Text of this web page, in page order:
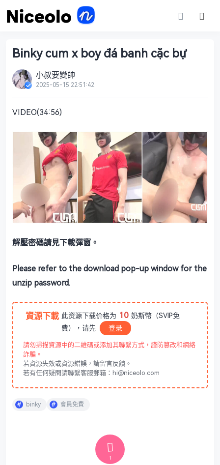
Binky cum x boy đá banh cặc bự
小叔要變帥
2025-05-15 22:51:42
VIDEO(34:56)
解壓密碼請見下載彈窗。
Please refer to the download pop-up window for the
unzip password.
資源下載 此资源下载价格为 10 奶斯幣（SVIP免
費），请先
登录
請勿掃描資源中的二維碼或添加其聯繫方式，謹防篡改和網絡
詐騙。
若資源失效或資源錯誤，請留言反饋。
若有任何疑問請聯繫客服郵箱：hi@niceolo.com
binky 會員免費
1